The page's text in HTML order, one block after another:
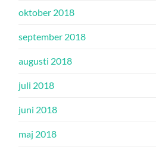
oktober 2018
september 2018
augusti 2018
juli 2018
juni 2018
maj 2018